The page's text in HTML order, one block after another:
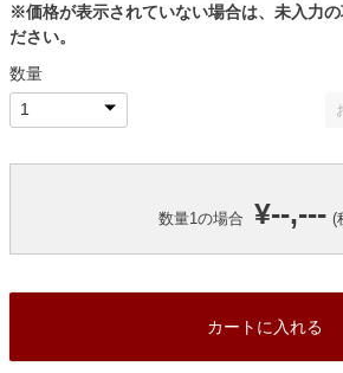
※価格が表示されていない場合は、未入力の
ださい。
数量
数量1の場合 ¥--,--- (
カートに入れる